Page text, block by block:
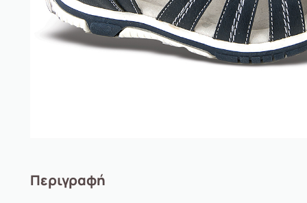
Περιγραφή